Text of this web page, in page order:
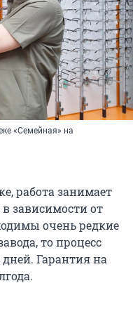
«Семейная» на
работа занимает
зависимости от
очень редкие
то процесс
Гарантия на